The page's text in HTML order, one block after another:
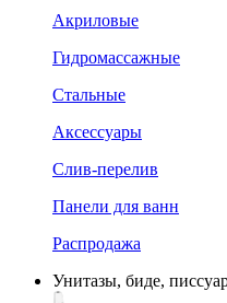
Акриловые
Гидромассажные
Стальные
Аксессуары
Слив-перелив
Панели для ванн
Распродажа
Унитазы, биде,